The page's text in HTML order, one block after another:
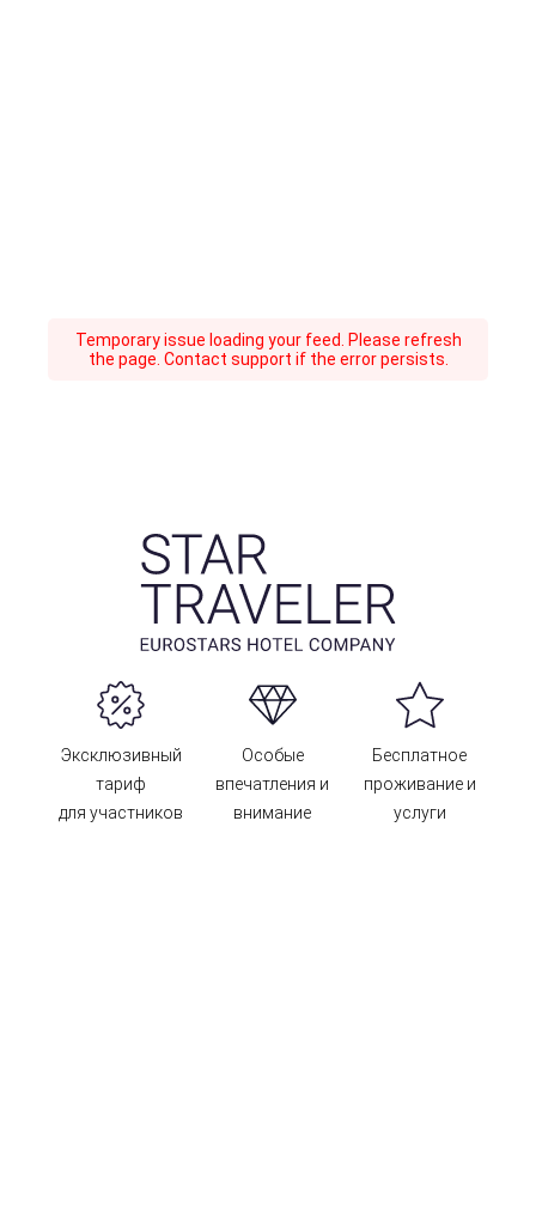
Temporary issue loading your feed. Please refresh
the page. Contact support if the error persists.
Эксклюзивный
тариф
для участников
Особые
впечатления и
внимание
Бесплатное
проживание и
услуги